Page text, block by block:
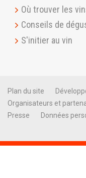
Où trouver les
Conseils de
S'initier au vin
Plan du site
Organisateurs et
Presse
Données